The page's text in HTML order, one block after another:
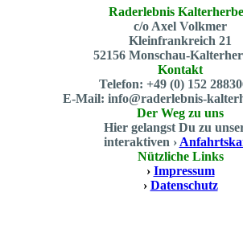
Raderlebnis
c/o Axel Volkmer
Kleinfrankreich 21
52156 Monschau-
Kontakt
Telefon: +49 (0) 152
E-Mail: info@raderlebnis-
Der Weg zu uns
Hier gelangst Du zu
interaktiven ›
Nützliche Links
› Impressum
› Datenschutz